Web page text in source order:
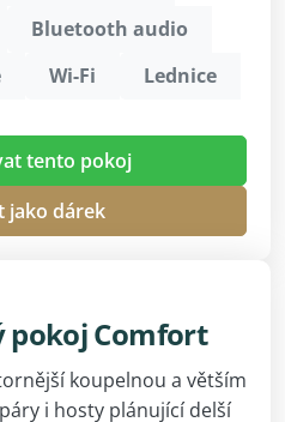
Bluetooth audio
Wi-Fi Lednice
tento pokoj
jako dárek
pokoj Comfort
koupelnou a větším
i hosty plánující delší